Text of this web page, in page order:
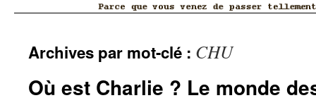
au
contenu
Archives par mot-clé : CHU
Où est Charlie ? Le monde